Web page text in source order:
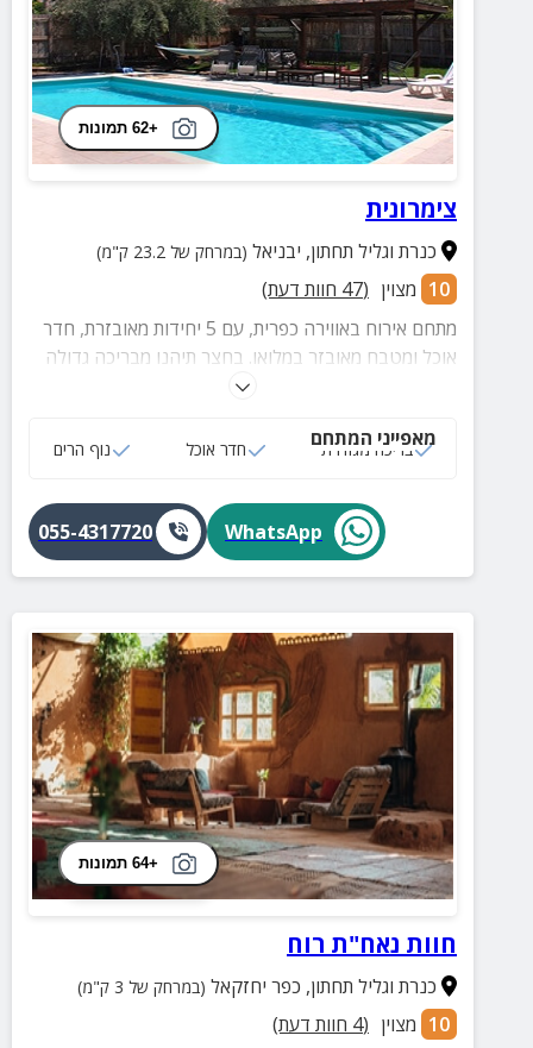
+62 תמונות
צימרונית
כנרת וגליל תחתון, יבניאל (במרחק של 23.2 ק"מ)
10 מצוין (
47 חוות דעת)
מתחם אירוח באווירה כפרית, עם 5 יחידות מאובזרת, חדר
אוכל ומטבח מאובזר במלואו. בחצר תיהנו מבריכה גדולה
מאפייני המתחם
בריכה מגודרת חדר אוכל נוף הרים
WhatsApp
055-4317720
+64 תמונות
חוות נאח"ת רוח
כנרת וגליל תחתון, כפר יחזקאל (במרחק של 3 ק"מ)
10 מצוין (
4 חוות דעת)